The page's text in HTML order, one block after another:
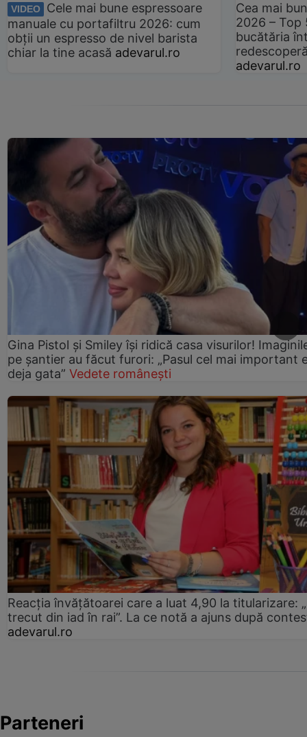
VIDEO
Cele mai bune espressoare
manuale cu portafiltru 2026: cum
obții un espresso de nivel barista
chiar la tine acasă adevarul.ro
Cea mai
2026 –
bucătăria
adevarul.ro
Gina Pistol și Smiley își ridică casa visurilor!
pe șantier au făcut furori: „Pasul cel mai important
deja gata” Vedete românești
Reacția învățătoarei care a luat 4,90 la titularizare:
trecut din iad în rai”. La ce notă a ajuns după
adevarul.ro
Parteneri